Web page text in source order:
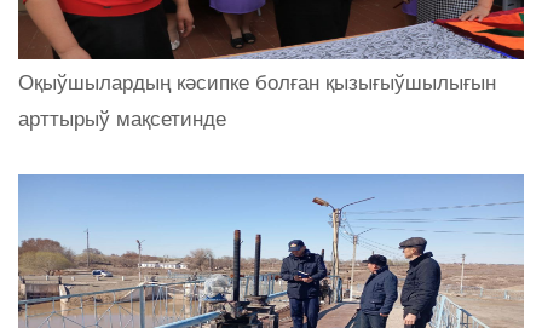
Оқыўшылардың кәсипке болған қызығыўшылығын
арттырыў мақсетинде